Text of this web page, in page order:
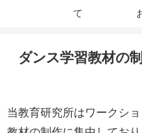
て
ダンス学習教材の
当教育研究所はワークシ